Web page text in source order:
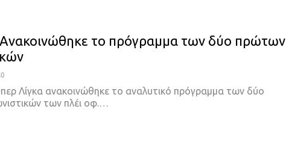
το πρόγραμμα των δύο πρώτων
Λίγκα ανακοινώθηκε το αναλυτικό πρόγραμμα των δύο
των πλέι οφ.…